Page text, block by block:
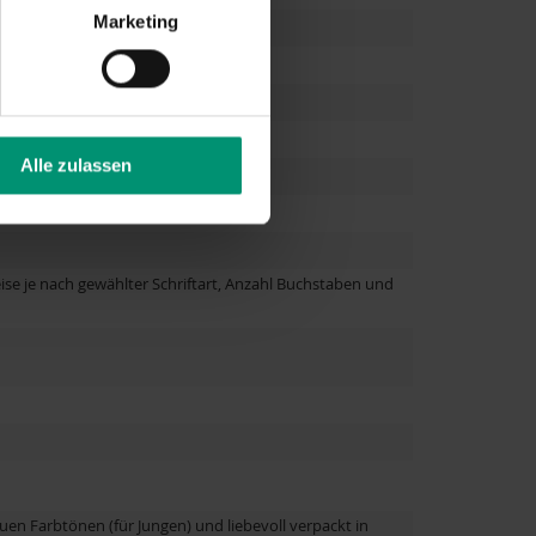
Marketing
Alle zulassen
je nach gewählter Schriftart, Anzahl Buchstaben und
Farbtönen (für Jungen) und liebevoll verpackt in